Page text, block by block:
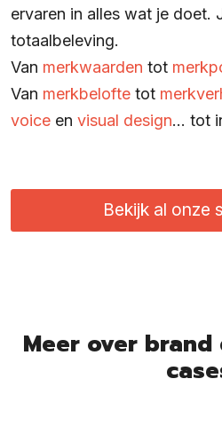
ervaren in alles wat je doet.
totaalbeleving.
Van merkwaarden tot
Van merkbelofte tot
voice en visual design… tot
Bekijk al onze
Meer over